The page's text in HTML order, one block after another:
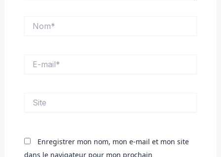
mail*
Enregistrer mon nom, mon e-mail et mon site
dans le navigateur pour mon prochain